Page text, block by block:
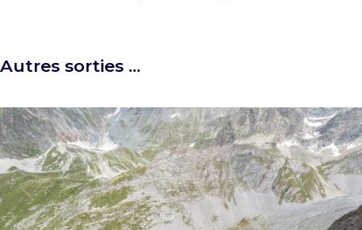
Autres sorties …